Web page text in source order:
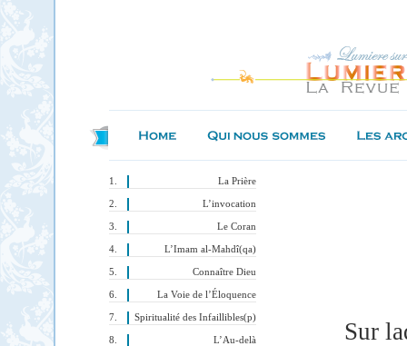
La Prière
L’invocation
Le Coran
L’Imam al-Mahdî(qa)
Connaître Dieu
La Voie de l’Éloquence
Spiritualité des Infaillibles(p)
L’Au-delà Sur